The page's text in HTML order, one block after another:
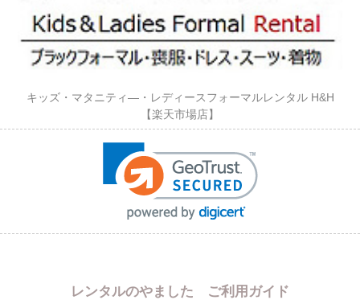
キッズ・マタニティ―・レディースフォーマルレンタル H&H
【楽天市場店】
レンタルのやました ご利用ガイド